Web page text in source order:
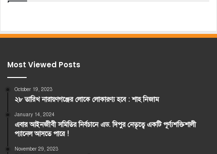
Most Viewed Posts
October 19, 2023
২৮ তারিখ নারায়ণগঞ্জের লোকে লোকারণ্য হবে : শাহ নিজাম
January 14, 2024
এবার আইনজীবী সমিতির নির্বচানে এড. দিপুর নেতৃত্বে একটি পূর্ণ্যশক্তিশালী
প্যানেল আসতে পারে !
November 29, 2023